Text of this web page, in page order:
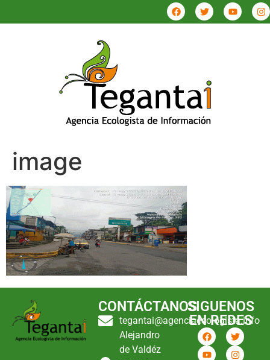
image
CONTÁCTANOS
tegantai@agenciaecologista.info
Alejandro
de Valdéz
SIGUENOS
EN REDES